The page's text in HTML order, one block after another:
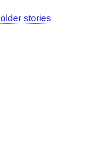
older stories